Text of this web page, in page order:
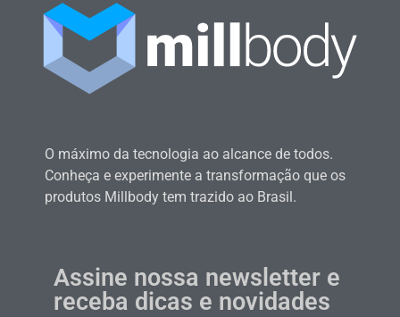
O máximo da tecnologia ao alcance de todos.
Conheça e experimente a transformação que os
produtos Millbody tem trazido ao Brasil.
Assine nossa newsletter e
receba dicas e novidades